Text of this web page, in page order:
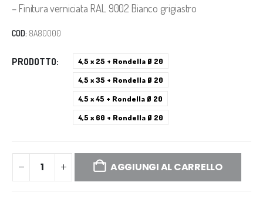
– Finitura verniciata RAL 9002 Bianco grigiastro
COD: 8A80000
PRODOTTO
4,5 x 25 + Rondella Ø 20
4,5 x 35 + Rondella Ø 20
4,5 x 45 + Rondella Ø 20
4,5 x 60 + Rondella Ø 20
AGGIUNGI AL CARRELLO